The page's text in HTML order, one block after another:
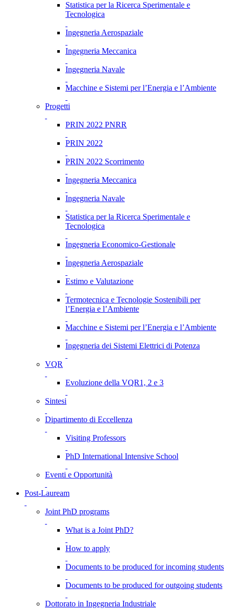
Statistica per la Ricerca Sperimentale e
Tecnologica
Ingegneria Aerospaziale
Ingegneria Meccanica
Ingegneria Navale
Macchine e Sistemi per l’Energia e l’Ambiente
Progetti
PRIN 2022 PNRR
PRIN 2022
PRIN 2022 Scorrimento
Ingegneria Meccanica
Ingegneria Navale
Statistica per la Ricerca Sperimentale e
Tecnologica
Ingegneria Economico-Gestionale
Ingegneria Aerospaziale
Estimo e Valutazione
Termotecnica e Tecnologie Sostenibili per
l’Energia e l’Ambiente
Macchine e Sistemi per l’Energia e l’Ambiente
Ingegneria dei Sistemi Elettrici di Potenza
VQR
Evoluzione della VQR1, 2 e 3
Sintesi
Dipartimento di Eccellenza
Visiting Professors
PhD International Intensive School
Eventi e Opportunità
Post-Lauream
Joint PhD programs
What is a Joint PhD?
How to apply
Documents to be produced for incoming students
Documents to be produced for outgoing students
Dottorato in Ingegneria Industriale